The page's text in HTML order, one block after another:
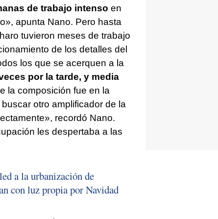
de trabajo intenso en
apunta Nano. Pero hasta
tuvieron meses de trabajo
de los detalles del
los que se acerquen a la
por la tarde, y media
la composición fue en la
otro amplificador de la
recordó Nano.
les despertaba a las
a la urbanización de
con luz propia por Navidad